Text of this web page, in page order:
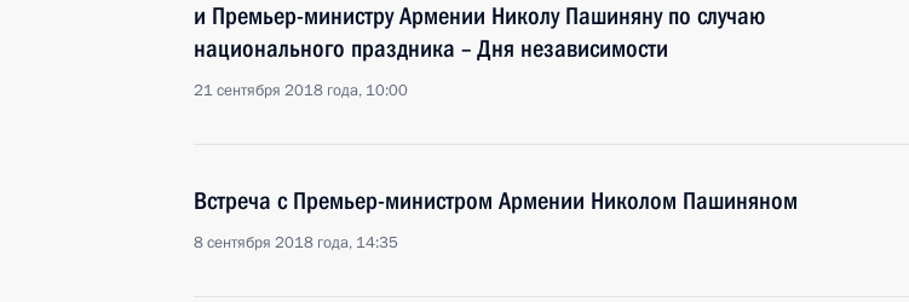
и Премьер-министру Армении Николу Пашиняну по случаю
национального праздника – Дня независимости
21 сентября 2018 года, 10:00
Встреча с Премьер-министром Армении Николом Пашиняном
8 сентября 2018 года, 14:35